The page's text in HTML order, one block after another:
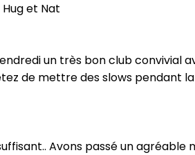
et Nat
un très bon club convivial
de mettre des slows pendant
Avons passé un